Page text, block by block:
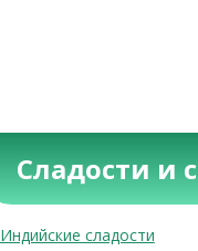
Сладости и
Индийские сладости